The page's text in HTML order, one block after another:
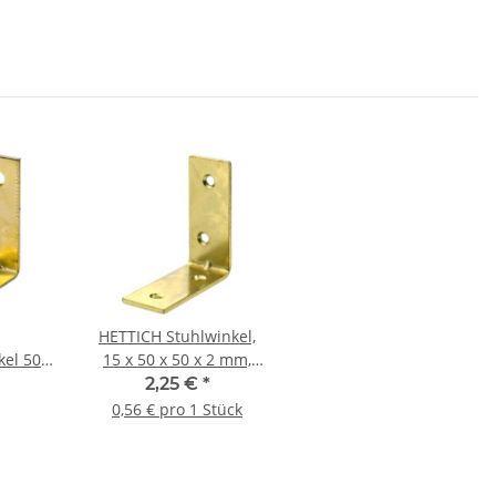
50 x
HETTICH Stuhlwinkel,
15 x 50 x 50 x 2 mm,
Stahl, vermessingt 4
Stück
2,25 € *
0,56 € pro 1 Stück